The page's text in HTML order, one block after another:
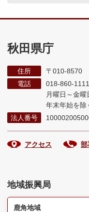
秋田県庁
住所
〒010-8570
電話
018-860-1111
月曜日～金
年末年始を除
法人番号
アクセス 部
地域振興局
鹿角地域